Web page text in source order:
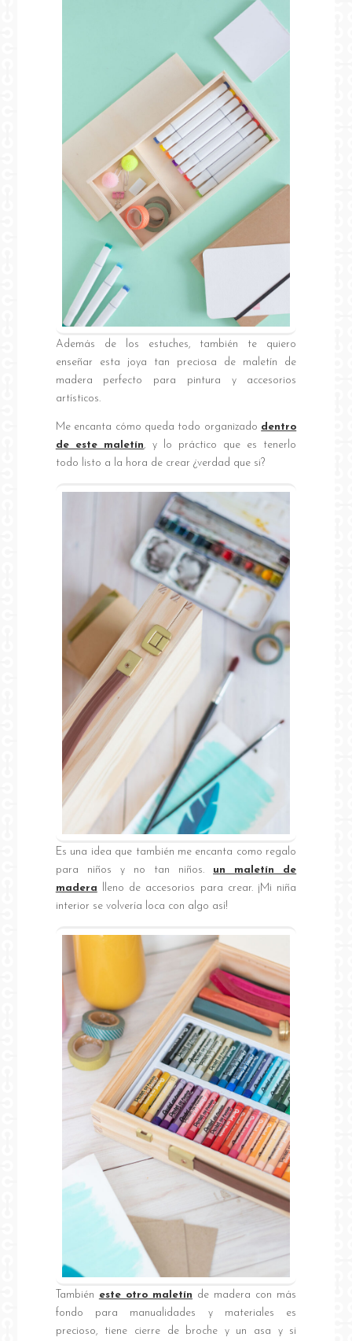
Además de los estuches, también te quiero
enseñar esta joya tan preciosa de maletín de
madera perfecto para pintura y accesorios
artísticos.
Me encanta cómo queda todo organizado dentro
de este maletín, y lo práctico que es tenerlo
todo listo a la hora de crear ¿verdad que si?
Es una idea que también me encanta como regalo
para niños y no tan niños. un maletín de
madera lleno de accesorios para crear. ¡Mi niña
interior se volvería loca con algo así!
También este otro maletín de madera con más
fondo para manualidades y materiales es
precioso, tiene cierre de broche y un asa y si